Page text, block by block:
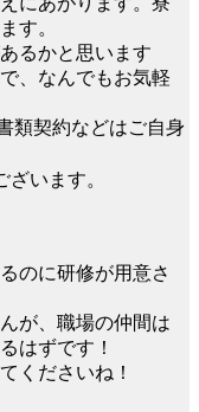
す。
るかと思います
、なんでもお気軽
類契約などはご自身
います。
のに研修が用意さ
が、職場の仲間は
はずです！
くださいね！